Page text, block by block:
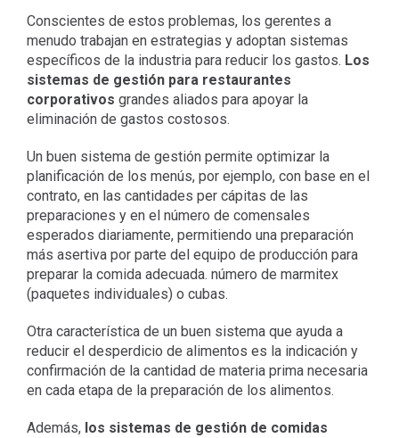
Conscientes de estos problemas, los gerentes a
menudo trabajan en estrategias y adoptan sistemas
específicos de la industria para reducir los gastos. Los
sistemas de gestión para restaurantes
corporativos grandes aliados para apoyar la
eliminación de gastos costosos.
Un buen sistema de gestión permite optimizar la
planificación de los menús, por ejemplo, con base en el
contrato, en las cantidades per cápitas de las
preparaciones y en el número de comensales
esperados diariamente, permitiendo una preparación
más asertiva por parte del equipo de producción para
preparar la comida adecuada. número de marmitex
(paquetes individuales) o cubas.
Otra característica de un buen sistema que ayuda a
reducir el desperdicio de alimentos es la indicación y
confirmación de la cantidad de materia prima necesaria
en cada etapa de la preparación de los alimentos.
Además,los sistemas de gestión de comidas